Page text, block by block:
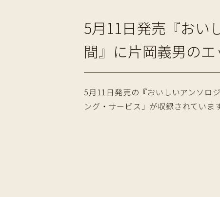
5月11日発売『お
間』に片岡義男の
5月11日発売の『おいしいアンソロ
ング・サービス」が収録されています